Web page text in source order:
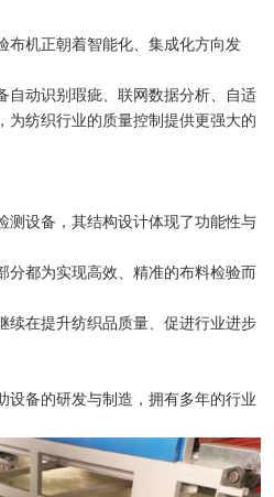
布机正朝着智能化、集成化方向发
自动识别瑕疵、联网数据分析、自适
为纺织行业的质量控制提供更强大的
测设备，其结构设计体现了功能性与
分都为实现高效、精准的布料检验而
续在提升纺织品质量、促进行业进步
设备的研发与制造，拥有多年的行业